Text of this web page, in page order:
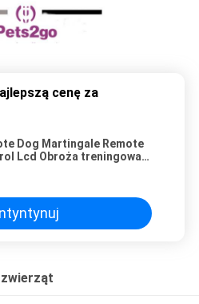
cenę za
Dog Martingale Remote
Lcd Obroża treningowa